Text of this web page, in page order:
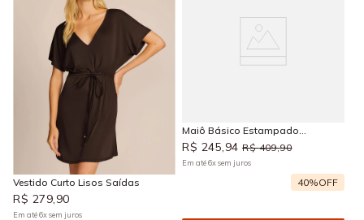
Vestido Curto Lisos Saídas
R$ 279,90
Em até6xsem juros
Maiô Básico Estampado
Araguaia
R$ 245,94 R$ 409,90
Em até6xsem juros
40%OFF